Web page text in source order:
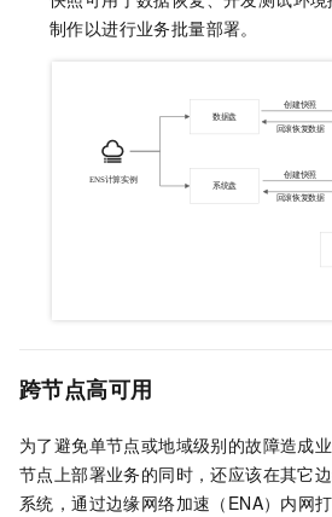
制作以进行业务批量部署。
跨节点高可用
为了避免单节点或地域级别的故障造成
节点上部署业务的同时，还应该在其它
系统，通过边缘网络加速（ENA）内网